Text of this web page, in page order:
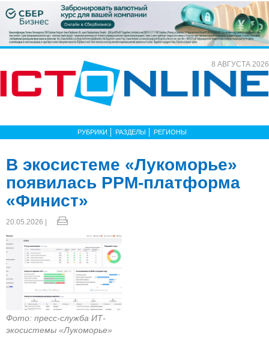
8 АВГУСТА 2026
РУБРИКИ РАЗДЕЛЫ РЕГИОНЫ
В экосистеме «Лукоморье»
появилась PPM-платформа
«Финист»
20.05.2026 |
Фото: пресс-служба ИТ-
экосистемы «Лукоморье»